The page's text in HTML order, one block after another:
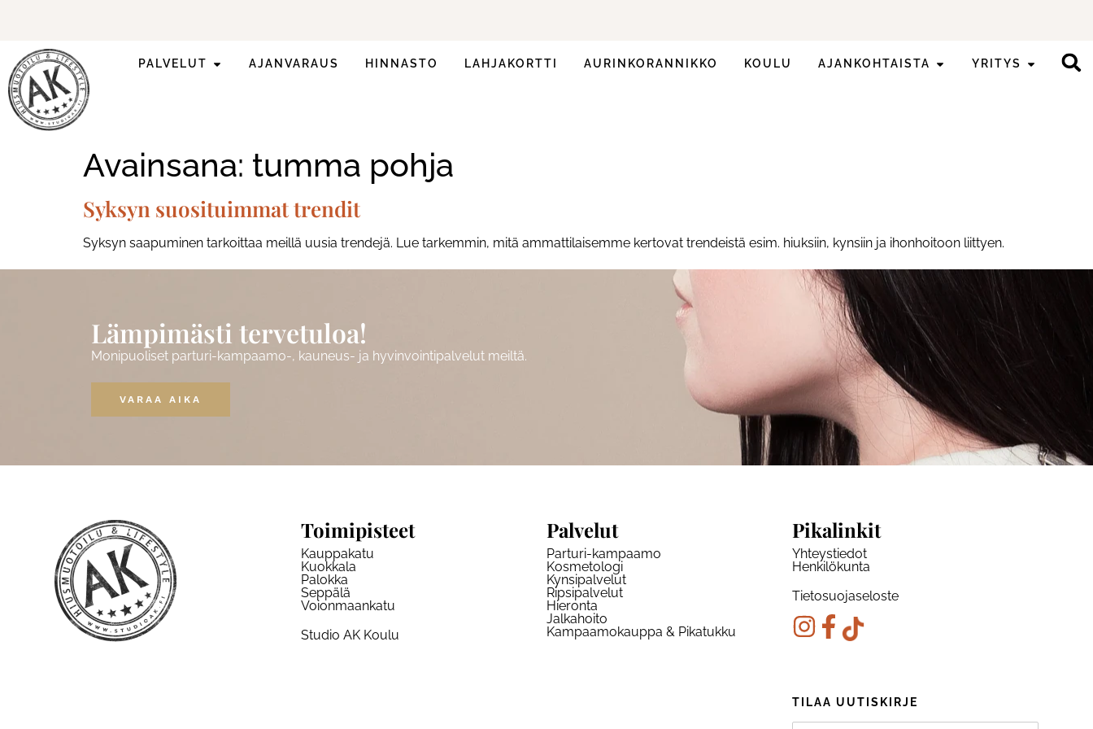
PALVELUT AJANVARAUS HINNASTO LAHJAKORTTI AURINKORANNIKKO KOULU AJANKOHTAISTA YRITYS
Avainsana: tumma pohja
Syksyn suosituimmat trendit
Syksyn saapuminen tarkoittaa meillä uusia trendejä. Lue tarkemmin, mitä ammattilaisemme kertovat trendeistä esim. hiuksiin, kynsiin ja ihonhoitoon liittyen.
Lämpimästi tervetuloa!
Monipuoliset parturi-kampaamo-, kauneus- ja hyvinvointipalvelut meiltä.
VARAA AIKA
Toimipisteet
Kauppakatu
Kuokkala
Palokka
Seppälä
Voionmaankatu
Studio AK Koulu
Palvelut
Parturi-kampaamo
Kosmetologi
Kynsipalvelut
Ripsipalvelut
Hieronta
Jalkahoito
Kampaamokauppa & Pikatukku
Pikalinkit
Yhteystiedot
Henkilökunta
Tietosuojaseloste
TILAA UUTISKIRJE